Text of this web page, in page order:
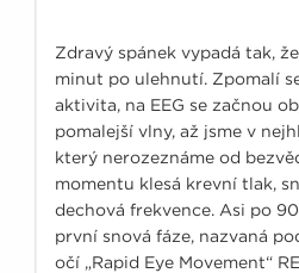
Zdravý spánek vypadá tak,
minut po ulehnutí. Zpomalí
aktivita, na EEG se začnou
pomalejší vlny, až jsme v
který nerozeznáme od
momentu klesá krevní tlak,
dechová frekvence. Asi po
první snová fáze, nazvaná
očí „Rapid Eye Movement“